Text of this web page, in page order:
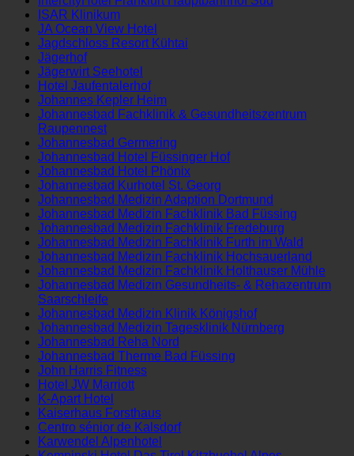
Hotel Intercity Viena
IntercityHotel Frankfurt Hauptbahnhof Süd
ISAR Klinikum
JA Ocean View Hotel
Jagdschloss Resort Kühtai
Jägerhof
Jägerwirt Seehotel
Hotel Jaufentalerhof
Johannes Kepler Heim
Johannesbad Fachklinik & Gesundheitszentrum
Raupennest
Johannesbad Germering
Johannesbad Hotel Füssinger Hof
Johannesbad Hotel Phönix
Johannesbad Kurhotel St. Georg
Johannesbad Medizin Adaption Dortmund
Johannesbad Medizin Fachklinik Bad Füssing
Johannesbad Medizin Fachklinik Fredeburg
Johannesbad Medizin Fachklinik Furth im Wald
Johannesbad Medizin Fachklinik Hochsauerland
Johannesbad Medizin Fachklinik Holthauser Mühle
Johannesbad Medizin Gesundheits- & Rehazentrum
Saarschleife
Johannesbad Medizin Klinik Königshof
Johannesbad Medizin Tagesklinik Nürnberg
Johannesbad Reha Nord
Johannesbad Therme Bad Füssing
John Harris Fitness
Hotel JW Marriott
K-Apart Hotel
Kaiserhaus Forsthaus
Centro sénior de Kalsdorf